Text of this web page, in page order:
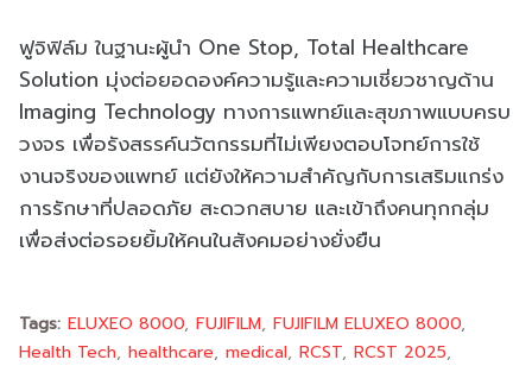
ฟูจิฟิล์ม ในฐานะผู้นำ One Stop, Total Healthcare
Solution มุ่งต่อยอดองค์ความรู้และความเชี่ยวชาญด้าน
Imaging Technology ทางการแพทย์และสุขภาพแบบครบ
วงจร เพื่อรังสรรค์นวัตกรรมที่ไม่เพียงตอบโจทย์การใช้
งานจริงของแพทย์ แต่ยังให้ความสำคัญกับการเสริมแกร่ง
การรักษาที่ปลอดภัย สะดวกสบาย และเข้าถึงคนทุกกลุ่ม
เพื่อส่งต่อรอยยิ้มให้คนในสังคมอย่างยั่งยืน
Tags: ELUXEO 8000 FUJIFILM FUJIFILM ELUXEO 8000
Health Tech healthcare medical RCST RCST 2025